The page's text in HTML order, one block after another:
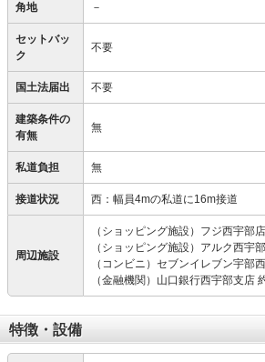
角地 －
セットバッ
ク
不要
国土法届出 不要
建築条件の
有無
無
私道負担 無
接道状況 西：幅員4mの私道に16m接道
周辺施設
（ショッピング施設）フジ西宇部
（ショッピング施設）アルク西宇
（コンビニ）セブンイレブン宇部
（金融機関）山口銀行西宇部支店
特徴・設備